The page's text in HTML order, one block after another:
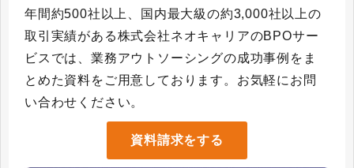
年間約500社以上、国内最大級の約3,000社以上の
取引実績がある株式会社ネオキャリアのBPOサー
ビスでは、業務アウトソーシングの成功事例をま
とめた資料をご用意しております。お気軽にお問
い合わせください。
資料請求をする